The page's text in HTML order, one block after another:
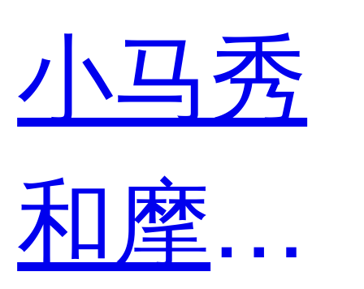
小马秀
和摩西